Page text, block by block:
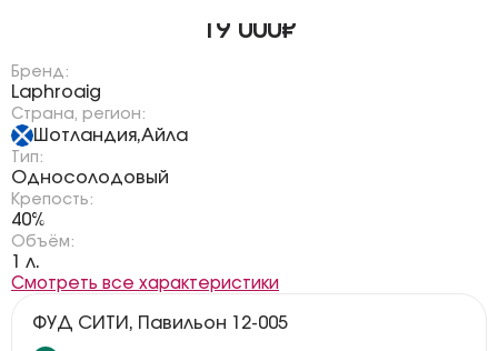
19 000₽
Бренд:
Laphroaig
Страна, регион:
Шотландия,Айла
Тип:
Односолодовый
Крепость:
40%
Объём:
1 л.
Смотреть все характеристики
ФУД СИТИ, Павильон 12-005